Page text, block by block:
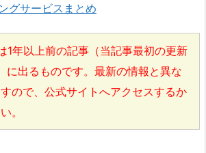
グサービスまとめ
1年以上前の記事（当記事最初の更新
に出るものです。最新の情報と異な
ので、公式サイトへアクセスするか
。